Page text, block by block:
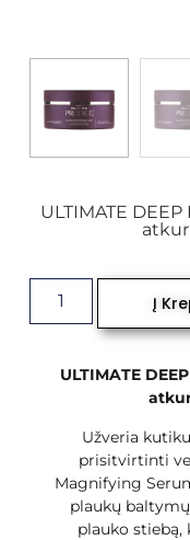
ULTIMATE
ULTIMATE
Užveria
prisitvirtinti
Magnifying
plaukų
plauko
Į